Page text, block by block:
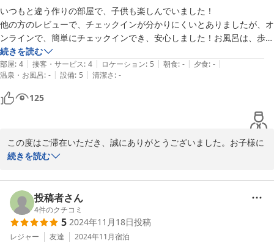
いつもと違う作りの部屋で、子供も楽しんでいました！
他の方のレビューで、チェックインが分かりにくいとありましたが、オ
ンラインで、簡単にチェックインでき、安心しました！お風呂は、歩い
て10分くらいの花ゆづきへ！部屋のシャワールームは1人がギリギリ入
れるくらいのものなので、家族で泊まるなら花ゆづきがおすすめ！
テレビでYouTubeも見れます！
続きを読む
部屋: 4 | 接客・サービス: 4 | ロケーション: 5 | 朝食: - | 夕食: - |
温泉・お風呂: - | 設備: 5 | 清潔さ: -
125
この度はご滞在いただき、誠にありがとうございました。お子様に
も楽しんでいただけたとのこと、とても嬉しく思います。また、チ
については、近隣の花ゆづきをご利用いただき、快適に過ごされた
ことをお聞きし安心しました。シャワールームは少し狭いかもしれ
ませんが、その分、周辺の施設もご家族でご利用できて良かったで
す。YouTubeの視聴もお楽しみいただけたようで、ご滞在について
ご満足いただけたことが何よりです。
続きを読む
投稿者さん
4件のクチコミ
5 2024年11月18日投稿
レジャー 友達 2024年11月宿泊